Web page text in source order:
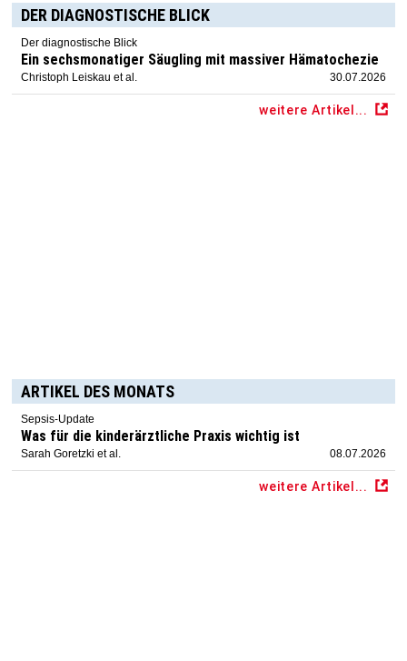
DER DIAGNOSTISCHE BLICK
Der diagnostische Blick
Ein sechsmonatiger Säugling mit massiver Hämatochezie
Christoph Leiskau et al. 30.07.2026
weitere Artikel...
ARTIKEL DES MONATS
Sepsis-Update
Was für die kinderärztliche Praxis wichtig ist
Sarah Goretzki et al. 08.07.2026
weitere Artikel...